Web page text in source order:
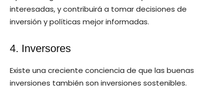
interesadas, y contribuirá a tomar decisiones de
inversión y políticas mejor informadas.
4. Inversores
Existe una creciente conciencia de que las buenas
inversiones también son inversiones sostenibles.